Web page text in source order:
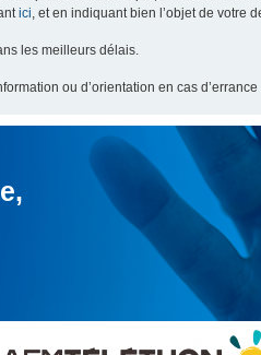
ici, et en indiquant bien l’objet de votre
les meilleurs délais.
ou d’orientation en cas